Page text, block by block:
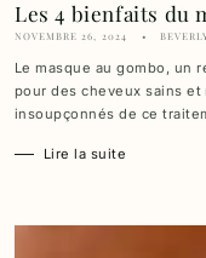
Les 4 bienfaits du
NOVEMBRE 26, 2024
Le masque au gombo, un
pour des cheveux sains
insoupçonnés de ce
Lire la suite